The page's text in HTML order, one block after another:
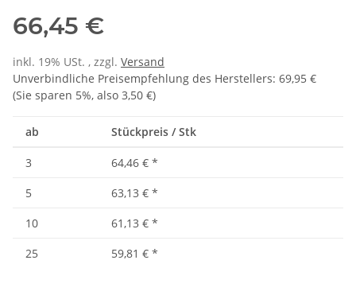
66,45 €
inkl. 19% USt. , zzgl. Versand
Unverbindliche Preisempfehlung des Herstellers: 69,95 €
(Sie sparen 5%, also 3,50 €)
ab Stückpreis / Stk
3 64,46 € *
5
63,13 € *
10
61,13 € *
25
59,81 € *